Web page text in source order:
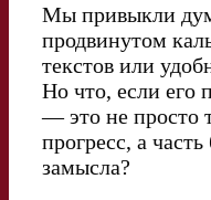
Мы привыкли
продвинутом
текстов или
Но что, если его
— это не просто
прогресс, а
замысла?